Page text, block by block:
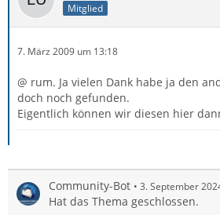
Mitglied
7. März 2009 um 13:18
@ rum. Ja vielen Dank habe ja den
doch noch gefunden.
Eigentlich können wir diesen hier
Community-Bot 3. September
Hat das Thema geschlossen.